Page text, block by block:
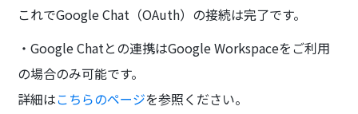
これでGoogle Chat（OAuth）の接続は完了です。
・Google Chatとの連携はGoogle Workspaceをご利用
の場合のみ可能です。
詳細はこちらのページを参照ください。